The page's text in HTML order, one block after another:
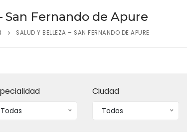
San Fernando de Apure
SALUD Y BELLEZA – SAN FERNANDO DE APURE
Todas
Ciudad
Todas